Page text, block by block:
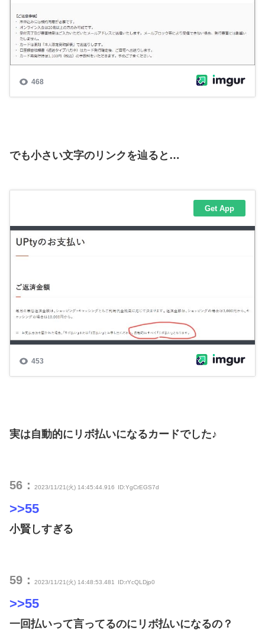
でも小さい文字のリンクを辿ると…
実は自動的にリボ払いになるカードでした♪
56： 2023/11/21(火) 14:45:44.916 ID:YgCrEGS7d
>>55
小賢しすぎる
59： 2023/11/21(火) 14:48:53.481 ID:rYcQLDjp0
>>55
一回払いって言ってるのにリボ払いになるの？